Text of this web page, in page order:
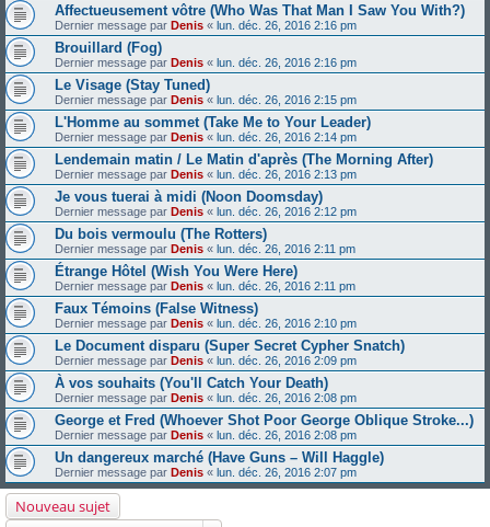
Affectueusement vôtre (Who Was That Man I Saw You With?)
Dernier message par Denis « lun. déc. 26, 2016 2:16 pm
Brouillard (Fog)
Dernier message par Denis « lun. déc. 26, 2016 2:16 pm
Le Visage (Stay Tuned)
Dernier message par Denis « lun. déc. 26, 2016 2:15 pm
L'Homme au sommet (Take Me to Your Leader)
Dernier message par Denis « lun. déc. 26, 2016 2:14 pm
Lendemain matin / Le Matin d'après (The Morning After)
Dernier message par Denis « lun. déc. 26, 2016 2:13 pm
Je vous tuerai à midi (Noon Doomsday)
Dernier message par Denis « lun. déc. 26, 2016 2:12 pm
Du bois vermoulu (The Rotters)
Dernier message par Denis « lun. déc. 26, 2016 2:11 pm
Étrange Hôtel (Wish You Were Here)
Dernier message par Denis « lun. déc. 26, 2016 2:11 pm
Faux Témoins (False Witness)
Dernier message par Denis « lun. déc. 26, 2016 2:10 pm
Le Document disparu (Super Secret Cypher Snatch)
Dernier message par Denis « lun. déc. 26, 2016 2:09 pm
À vos souhaits (You'll Catch Your Death)
Dernier message par Denis « lun. déc. 26, 2016 2:08 pm
George et Fred (Whoever Shot Poor George Oblique Stroke...)
Dernier message par Denis « lun. déc. 26, 2016 2:08 pm
Un dangereux marché (Have Guns – Will Haggle)
Dernier message par Denis « lun. déc. 26, 2016 2:07 pm
Nouveau sujet